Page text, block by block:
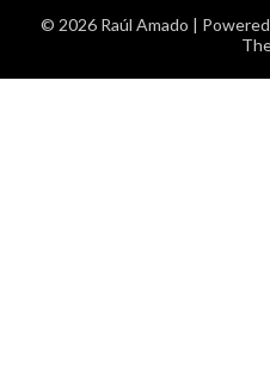
© 2026 Raúl Amado |